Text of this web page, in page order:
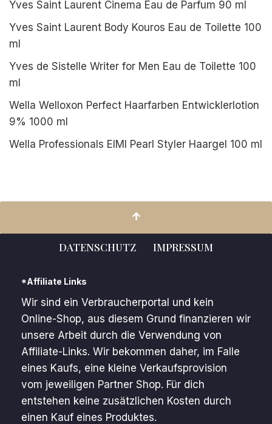
Yves Saint Laurent Cinema Eau de Parfum 90 ml
Yves Saint Laurent Body Kouros Eau de Toilette 100
ml
Yves de Sistelle Writer for Men Eau de Toilette 100
ml
Wella Welloxon Perfect Haarfarben Entwicklerlotion
9% 1000 ml
Wella Professionals EIMI Pearl Styler Haargel 100 ml
DATENSCHUTZ IMPRESSUM
*Affiliate Links
Wir sind ein Verbraucherportal und kein
Online-Shop, aus diesem Grund finanzieren wir
unsere Arbeit durch die Verwendung von
Affiliate-Links. Wir bekommen daher, im Falle
eines Kaufs, eine kleine Verkaufsprovision
vom jeweiligen Partner Shop. Für dich
entstehen keine zusätzlichen Kosten durch
einen Kauf eines Produktes.